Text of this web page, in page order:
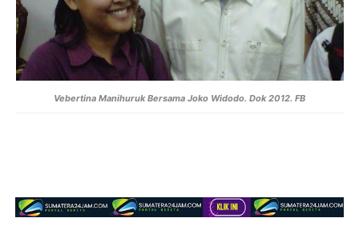
Vebertina Manihuruk Bersama Joko Widodo. Dok 2012. FB